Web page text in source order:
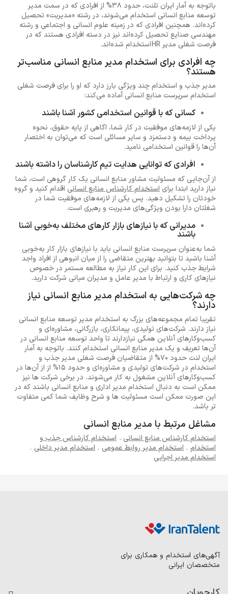
باتوجه به آمار ایران تلنت، حدود 38% از افرادی که در سمت مدیر
توسعه منابع انسانی استخدام می‌شوند، در رشته «مدیریت» تحصیل
کرده‌اند. همچنین افرادی که در زمینه علوم انسانی و اجتماعی و رشته
مهندسی صنایع تحصیل کرده‌اند نیز در دسته افرادی هستند که در
فرصت شغلی مدیر HR استخدام شده‌اند.
چه افرادی برای استخدام مدیر منابع انسانی مناسب‌تر
هستند؟
مدیر جذب و استخدام چند ویژگی بارز دارد که او را برای فرصت شغلی
استخدام سرپرست منابع انسانی آماده می‌کند:
کسانی که با قوانین استخدامی کشور آشنا باشند
یکی از لازمه‌های موفقیت در کار شما، اگاهی از پایه حقوق، نحوه
پرداخت بیمه و دستمزد و سایر مسائلی است که می‌توان به اختصار
آن‌ها را قوانین استخدامی نامید.
افرادی که توانایی هدایت تیم کارشناسان را داشته باشند
از آن‌جایی که مسئولیت مشاور منابع انسانی یک کار گروهی است، شما
نیاز دارید ابتدا برایاستخدام کارشناس منابع انسانی اقدام کنید و گروه
خودتان را تشکیل دهید. پس یکی از لازمه‌های موفقیت شما در
شغلتان دارا بودن ویژگی‌های مدیریت و رهبری است.
مدیرانی که با نیازهای بازار کارهای مختلف به‌خوبی آشنا
باشند
شما به‌عنوان سرپرست منابع انسانی باید با نیازهای بازار کار به‌خوبی
آشنا باشید تا بتوانید بهترین متقاضی را از میان انبوهی از افراد واجد
شرایط جذب کنید. برای این کار نیاز به مطالعه مستمر در خصوص
نیازهای کاری و ارتباط با مدیر عامل و مدیران میانی شرکت دارید.
چه شرکت‌هایی به استخدام مدیر منابع انسانی نیاز
دارند؟
تقریبا تمام مجموعه‌های بزرگ به استخدام مدیر توسعه منابع انسانی
نیاز دارند. شرکت‌های تولیدی، پیمانکاری، بازرگانی، مشاوره‌ای و
کسب‌وکارهای آنلاین همگی نیازدارند تا واحد توسعه منابع انسانی در
آن‌ها تعریف و یک مدیر منابع انسانی استخدام کنند. باتوجه به آمار
ایران لنت حدود 70% از متقاضیان فرصت شغلی مدیر جذب و
استخدام در شرکت‌های تولیدی و مشاوره‌ای و حدود 15% از از آن‌ها در
کسب‌وکارهای آنلاین مشغول به کار می‌شوند. در برخی شرکت ها نیز
ممکن است به دنبال استخدام مدیر اداری و منابع انسانی باشند که در
این صورت ممکن است مسئولیت ها و شرح وظایف شما کمی متفاوت
تر باشد.
مشاغل مرتبط با مدیر منابع انسانی
استخدام کارشناس منابع انسانی . استخدام کارشناس جذب و
استخدام . استخدام مدیر روابط عمومی . استخدام مدیر داخلی .
استخدام مدیر اجرایی
آگهی‌های استخدام و همکاری برای
متخصصان ایرانی